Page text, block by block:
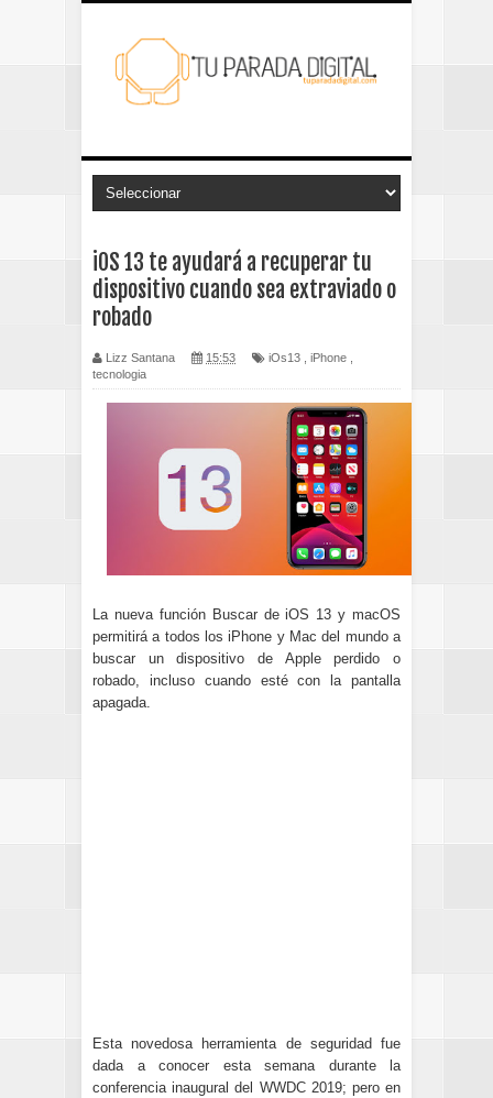
iOS 13 te ayudará a recuperar tu
dispositivo cuando sea extraviado o
robado
Lizz Santana 15:53 iOs13 iPhone
tecnologia
La nueva función Buscar de iOS 13 y macOS
permitirá a todos los iPhone y Mac del mundo a
buscar un dispositivo de Apple perdido o
robado, incluso cuando esté con la pantalla
apagada.
Esta novedosa herramienta de seguridad fue
dada a conocer esta semana durante la
conferencia inaugural del WWDC 2019; pero en